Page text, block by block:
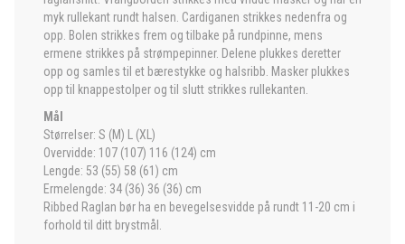
myk rullekant rundt halsen. Cardiganen strikkes nedenfra og
opp. Bolen strikkes frem og tilbake på rundpinne, mens
ermene strikkes på strømpepinner. Delene plukkes deretter
opp og samles til et bærestykke og halsribb. Masker plukkes
opp til knappestolper og til slutt strikkes rullekanten.
Mål
Størrelser: S (M) L (XL)
Overvidde: 107 (107) 116 (124) cm
Lengde: 53 (55) 58 (61) cm
Ermelengde: 34 (36) 36 (36) cm
Ribbed Raglan bør ha en bevegelsesvidde på rundt 11-20 cm i
forhold til ditt brystmål.